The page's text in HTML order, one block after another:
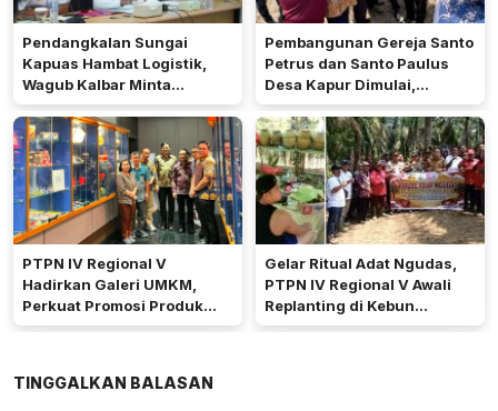
Pendangkalan Sungai
Kapuas Hambat Logistik,
Wagub Kalbar Minta
Pengerukan Diprioritaskan
Pembangunan Gereja Santo
Petrus dan Santo Paulus
Desa Kapur Dimulai,
Pemkab Kubu Raya Siapkan
Akses Jalan
PTPN IV Regional V
Hadirkan Galeri UMKM,
Perkuat Promosi Produk
Mitra Binaan Melalui Inovasi
Gelar Ritual Adat Ngudas,
PTPN IV Regional V Awali
Replanting di Kebun
Kembayan
TINGGALKAN BALASAN